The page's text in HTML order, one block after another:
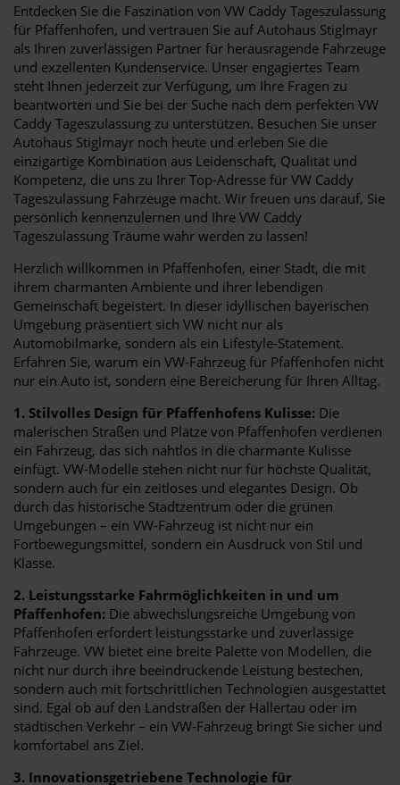
Entdecken Sie die Faszination von VW Caddy Tageszulassung
für Pfaffenhofen, und vertrauen Sie auf Autohaus Stiglmayr
als Ihren zuverlässigen Partner für herausragende Fahrzeuge
und exzellenten Kundenservice. Unser engagiertes Team
steht Ihnen jederzeit zur Verfügung, um Ihre Fragen zu
beantworten und Sie bei der Suche nach dem perfekten VW
Caddy Tageszulassung zu unterstützen. Besuchen Sie unser
Autohaus Stiglmayr noch heute und erleben Sie die
einzigartige Kombination aus Leidenschaft, Qualität und
Kompetenz, die uns zu Ihrer Top-Adresse für VW Caddy
Tageszulassung Fahrzeuge macht. Wir freuen uns darauf, Sie
persönlich kennenzulernen und Ihre VW Caddy
Tageszulassung Träume wahr werden zu lassen!
Herzlich willkommen in Pfaffenhofen, einer Stadt, die mit
ihrem charmanten Ambiente und ihrer lebendigen
Gemeinschaft begeistert. In dieser idyllischen bayerischen
Umgebung präsentiert sich VW nicht nur als
Automobilmarke, sondern als ein Lifestyle-Statement.
Erfahren Sie, warum ein VW-Fahrzeug für Pfaffenhofen nicht
nur ein Auto ist, sondern eine Bereicherung für Ihren Alltag.
1. Stilvolles Design für Pfaffenhofens Kulisse: Die
malerischen Straßen und Plätze von Pfaffenhofen verdienen
ein Fahrzeug, das sich nahtlos in die charmante Kulisse
einfügt. VW-Modelle stehen nicht nur für höchste Qualität,
sondern auch für ein zeitloses und elegantes Design. Ob
durch das historische Stadtzentrum oder die grünen
Umgebungen – ein VW-Fahrzeug ist nicht nur ein
Fortbewegungsmittel, sondern ein Ausdruck von Stil und
Klasse.
2. Leistungsstarke Fahrmöglichkeiten in und um
Pfaffenhofen: Die abwechslungsreiche Umgebung von
Pfaffenhofen erfordert leistungsstarke und zuverlässige
Fahrzeuge. VW bietet eine breite Palette von Modellen, die
nicht nur durch ihre beeindruckende Leistung bestechen,
sondern auch mit fortschrittlichen Technologien ausgestattet
sind. Egal ob auf den Landstraßen der Hallertau oder im
städtischen Verkehr – ein VW-Fahrzeug bringt Sie sicher und
komfortabel ans Ziel.
3. Innovationsgetriebene Technologie für